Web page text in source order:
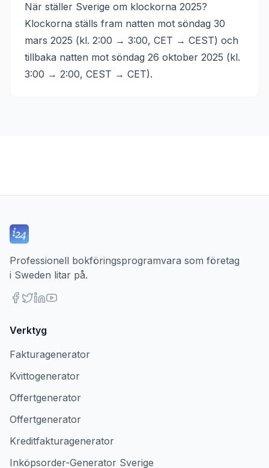
När ställer Sverige om klockorna 2025?
Klockorna ställs fram natten mot söndag 30
mars 2025 (kl. 2:00 → 3:00, CET → CEST) och
tillbaka natten mot söndag 26 oktober 2025 (kl.
3:00 → 2:00, CEST → CET).
Professionell bokföringsprogramvara som företag
i Sweden litar på.
Verktyg
Fakturagenerator
Kvittogenerator
Offertgenerator
Offertgenerator
Kreditfakturagenerator
Inköpsorder-Generator Sverige